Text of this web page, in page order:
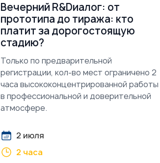
Вечерний R&Dиалог: от
прототипа до тиража: кто
платит за дорогостоящую
стадию?
Только по предварительной
регистрации, кол-во мест ограничено 2
часа высококонцентрированной работы
в профессиональной и доверительной
атмосфере.
2 июля
2 часа